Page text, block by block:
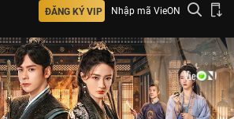
ĐĂNG KÝ VIP Nhập mã VieON